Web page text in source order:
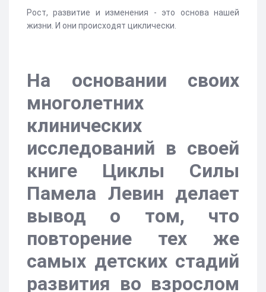
Рост, развитие и изменения - это основа нашей
жизни. И они происходят циклически.
На основании своих
многолетних
клинических
исследований в своей
книге Циклы Силы
Памела Левин делает
вывод о том, что
повторение тех же
самых детских стадий
развития во взрослом